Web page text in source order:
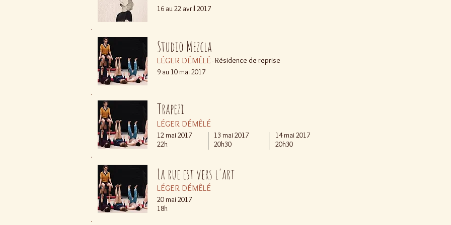
16 au 22 avril 2017
Studio Mezcla
LÉGER DÉMÊLÉ
9 au 10 mai 2017
- Résidence de reprise
Trapezi
LÉGER DÉMÊLÉ
12 mai 2017
22h
13 mai 2017
20h30
14 mai 2017
20h30
La rue est vers l'art
LÉGER DÉMÊLÉ
20 mai 2017
18h